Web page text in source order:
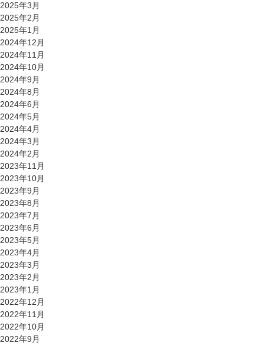
2025年3月
2025年2月
2025年1月
2024年12月
2024年11月
2024年10月
2024年9月
2024年8月
2024年6月
2024年5月
2024年4月
2024年3月
2024年2月
2023年11月
2023年10月
2023年9月
2023年8月
2023年7月
2023年6月
2023年5月
2023年4月
2023年3月
2023年2月
2023年1月
2022年12月
2022年11月
2022年10月
2022年9月